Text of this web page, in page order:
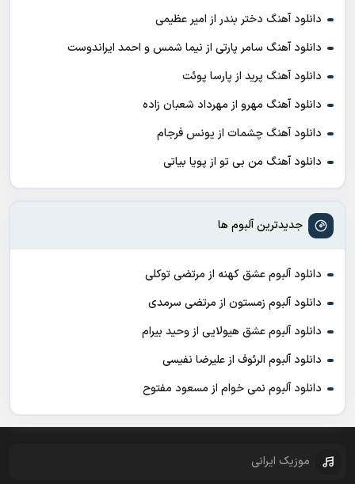
دانلود آهنگ دختر بندر از امیر عظیمی
دانلود آهنگ سامر پارتی از نیما شمس و احمد ایراندوست
دانلود آهنگ پرید از پارسا پوئت
دانلود آهنگ مهرو از مهرداد شعبان زاده
دانلود آهنگ چشمات از یونس فرجام
دانلود آهنگ من بی تو از پویا بیاتی
جدیدترین آلبوم ها
دانلود آلبوم عشق کهنه از مرتضی توکلی
دانلود آلبوم زمستون از مرتضی سرمدی
دانلود آلبوم عشق هیولایی از وحید بیرام
دانلود آلبوم الرئوف از علیرضا نفیسی
دانلود آلبوم نمی خوام از مسعود مفتوح
موزیک ایرانی